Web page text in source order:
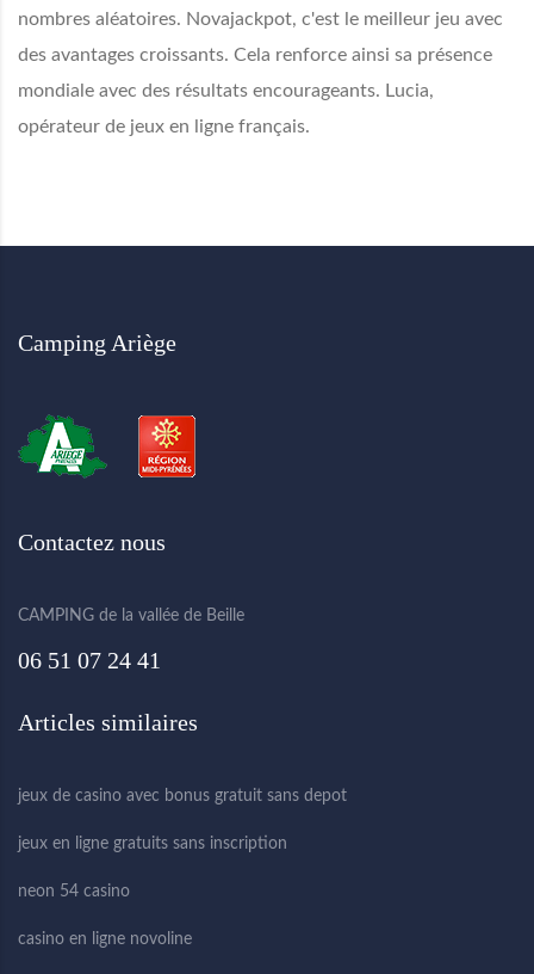
nombres aléatoires. Novajackpot, c'est le meilleur jeu avec
des avantages croissants. Cela renforce ainsi sa présence
mondiale avec des résultats encourageants. Lucia,
opérateur de jeux en ligne français.
Camping Ariège
Contactez nous
CAMPING de la vallée de Beille
06 51 07 24 41
Articles similaires
jeux de casino avec bonus gratuit sans depot
jeux en ligne gratuits sans inscription
neon 54 casino
casino en ligne novoline